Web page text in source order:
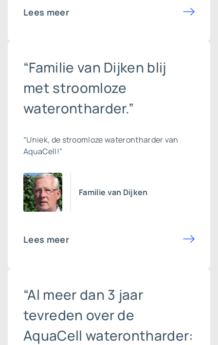
Lees meer
“Familie van Dijken blij
met stroomloze
waterontharder.”
“Uniek, de stroomloze waterontharder van
AquaCell!”
Familie van Dijken
Lees meer
“Al meer dan 3 jaar
tevreden over de
AquaCell waterontharder: